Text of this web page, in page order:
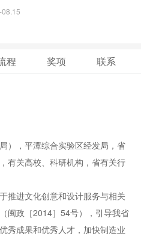
程 奖项 联系
），平潭综合实验区经发局，省
有关高校、科研机构，省有关行
推进文化创意和设计服务与相关
闽政［2014］54号），引导我省
秀成果和优秀人才，加快制造业